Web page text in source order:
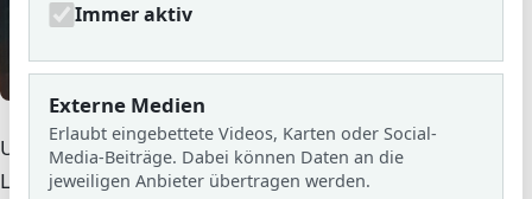
Unsere Schülerbücherei ist ein offener Ort zum Lesen,
Lernen und Durchatmen. Schülerinnen und Schüler
Immer aktiv
Externe Medien
Erlaubt eingebettete Videos, Karten oder Social-
Media-Beiträge. Dabei können Daten an die
jeweiligen Anbieter übertragen werden.